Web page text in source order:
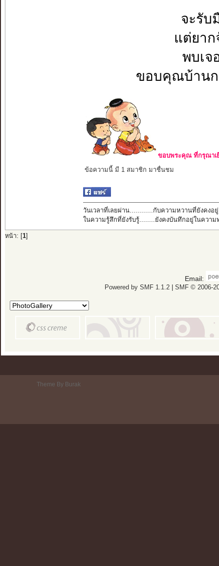
จะรับ
แต่ยา
พบเจ
ขอบคุณบ้านก
ขอบพระคุณ ที่กรุณาเ
ข้อความนี้ มี 1 สมาชิก มาชื่นชม
วันเวลาที่เลยผ่าน............กับความหวานที่ยังคงอยู่
ในความรู้สึกที่ยังรับรู้........ยังคงบันทึกอยู่ในความ
หน้า: [ 1]
Email:
Powered by SMF 1.1.2| SMF © 2006-
Theme By Burak